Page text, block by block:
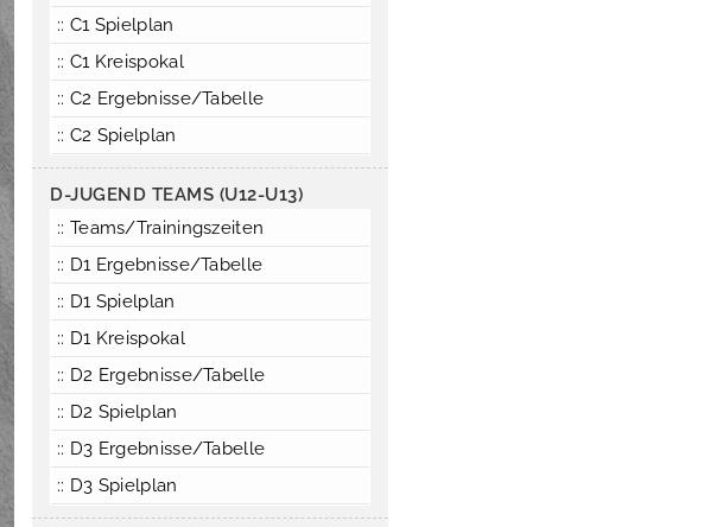
:: C1 Spielplan
:: C1 Kreispokal
:: C2 Ergebnisse/Tabelle
:: C2 Spielplan
D-JUGEND TEAMS (U12-U13)
:: Teams/Trainingszeiten
:: D1 Ergebnisse/Tabelle
:: D1 Spielplan
:: D1 Kreispokal
:: D2 Ergebnisse/Tabelle
:: D2 Spielplan
:: D3 Ergebnisse/Tabelle
:: D3 Spielplan